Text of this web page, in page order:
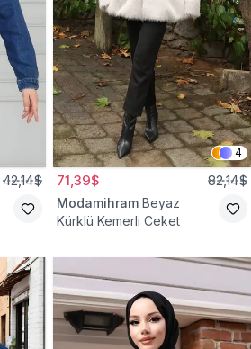
42,14$
4
71,39$ 82,14$
Modamihram Beyaz
Kürklü Kemerli Ceket